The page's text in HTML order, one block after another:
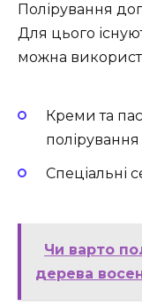
Полірування
Для цього
можна
Креми та
полірування
Спеціальні
Чи варто
дерева